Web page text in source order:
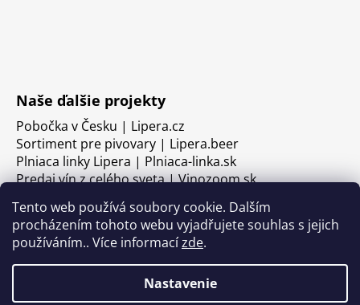
Tento web používá soubory cookie. Dalším
procházením tohoto webu vyjadřujete souhlas s jejich
používáním.. Více informacízde.
Nastavenie
Naše ďalšie projekty
Pobočka v Česku | Lipera.cz
Sortiment pre pivovary | Lipera.beer
Plniaca linky Lipera | Plniaca-linka.sk
Predaj vín z celého sveta | Vinozoom.sk